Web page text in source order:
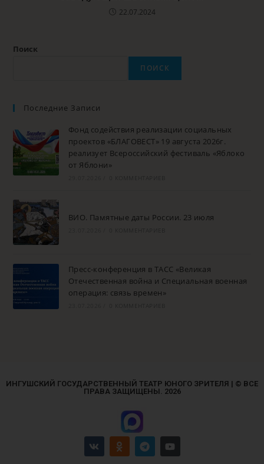
22.07.2024
Поиск
ПОИСК
Последние Записи
Фонд содействия реализации социальных
проектов «БЛАГОВЕСТ» 19 августа 2026г.
реализует Всероссийский фестиваль «Яблоко
от Яблони»
ВИО. Памятные даты России. 23 июля
Пресс-конференция в ТАСС «Великая
Отечественная война и Специальная военная
операция: связь времен»
ИНГУШСКИЙ ГОСУДАРСТВЕННЫЙ ТЕАТР ЮНОГО ЗРИТЕЛЯ | © ВСЕ
ПРАВА ЗАЩИЩЕНЫ. 2026